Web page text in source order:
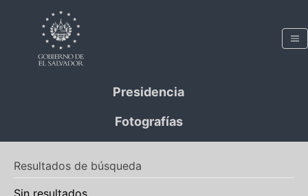
Presidencia
Fotografías
Resultados de búsqueda
Sin resultados.